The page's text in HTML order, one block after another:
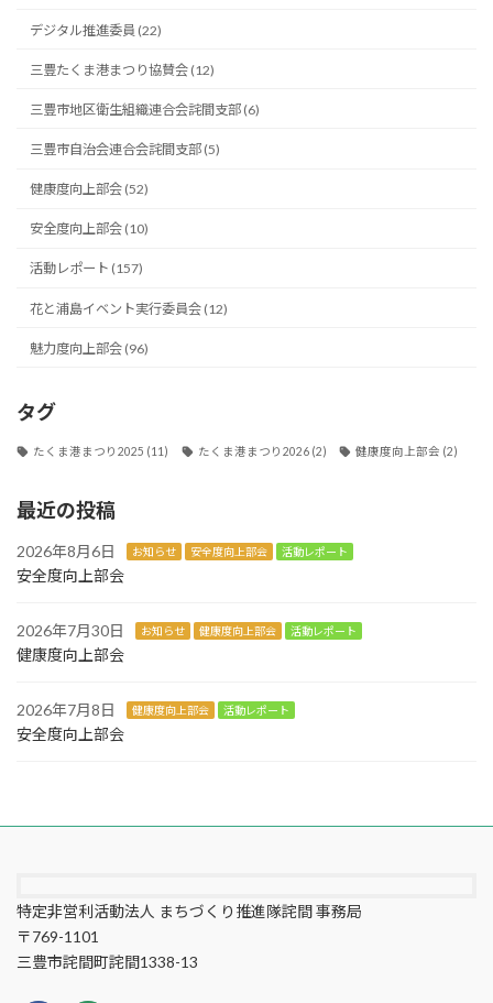
デジタル推進委員 (22)
三豊たくま港まつり協賛会 (12)
三豊市地区衛生組織連合会詫間支部 (6)
三豊市自治会連合会詫間支部 (5)
健康度向上部会 (52)
安全度向上部会 (10)
活動レポート (157)
花と浦島イベント実行委員会 (12)
魅力度向上部会 (96)
タグ
たくま港まつり2025 (11) たくま港まつり2026(2) 健康度向上部会 (2)
最近の投稿
2026年8月6日 お知らせ 安全度向上部会 活動レポート
安全度向上部会
2026年7月30日 お知らせ 健康度向上部会 活動レポート
健康度向上部会
2026年7月8日 健康度向上部会 活動レポート
安全度向上部会
特定非営利活動法人 まちづくり推進隊詫間 事務局
〒769-1101
三豊市詫間町詫間1338-13